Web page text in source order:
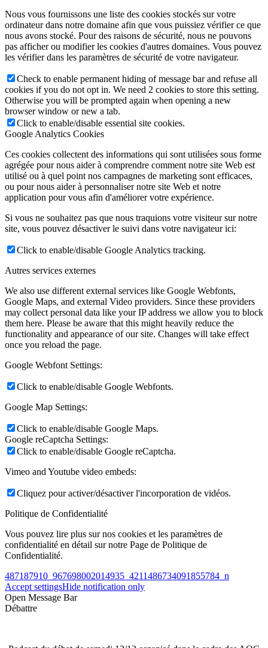
Nous vous fournissons une liste des cookies stockés sur votre
ordinateur dans notre domaine afin que vous puissiez vérifier ce que
nous avons stocké. Pour des raisons de sécurité, nous ne pouvons
pas afficher ou modifier les cookies d'autres domaines. Vous pouvez
les vérifier dans les paramètres de sécurité de votre navigateur.
Check to enable permanent hiding of message bar and refuse all
cookies if you do not opt in. We need 2 cookies to store this setting.
Otherwise you will be prompted again when opening a new
browser window or new a tab.
Click to enable/disable essential site cookies.
Google Analytics Cookies
Ces cookies collectent des informations qui sont utilisées sous forme
agrégée pour nous aider à comprendre comment notre site Web est
utilisé ou à quel point nos campagnes de marketing sont efficaces,
ou pour nous aider à personnaliser notre site Web et notre
application pour vous afin d'améliorer votre expérience.
Si vous ne souhaitez pas que nous traquions votre visiteur sur notre
site, vous pouvez désactiver le suivi dans votre navigateur ici:
Click to enable/disable Google Analytics tracking.
Autres services externes
We also use different external services like Google Webfonts,
Google Maps, and external Video providers. Since these providers
may collect personal data like your IP address we allow you to block
them here. Please be aware that this might heavily reduce the
functionality and appearance of our site. Changes will take effect
once you reload the page.
Google Webfont Settings:
Click to enable/disable Google Webfonts.
Google Map Settings:
Click to enable/disable Google Maps.
Google reCaptcha Settings:
Click to enable/disable Google reCaptcha.
Vimeo and Youtube video embeds:
Cliquez pour activer/désactiver l'incorporation de vidéos.
Politique de Confidentialité
Vous pouvez lire plus sur nos cookies et les paramètres de
confidentialité en détail sur notre Page de Politique de
Confidentialité.
487187910_967698002014935_4211486734091855784_n
Accept settingsHide notification only
Open Message Bar
Débattre